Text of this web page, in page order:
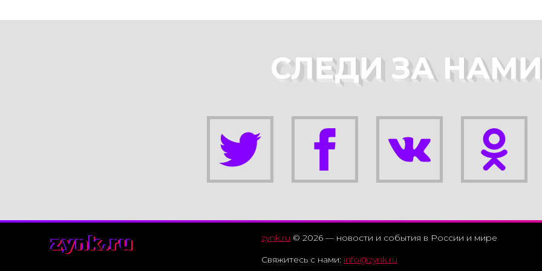
СЛЕДИ ЗА НАМИ
zynk.ru zynk.ru © 2026 — новости и события в России и мире
Свяжитесь с нами: info@zynk.ru